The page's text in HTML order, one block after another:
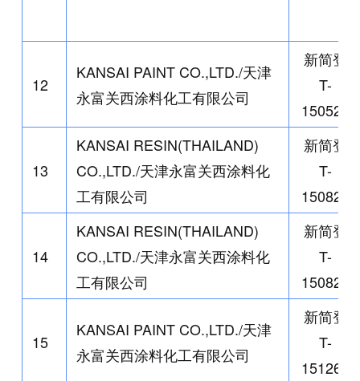
12
KANSAI PAINT CO.,LTD./天津
永富关西涂料化工有限公司
新简登
T-
150524
13
KANSAI RESIN(THAILAND)
CO.,LTD./天津永富关西涂料化
工有限公司
新简登
T-
150822
14
KANSAI RESIN(THAILAND)
CO.,LTD./天津永富关西涂料化
工有限公司
新简登
T-
150823
15
KANSAI PAINT CO.,LTD./天津
永富关西涂料化工有限公司
新简登
T-
151266